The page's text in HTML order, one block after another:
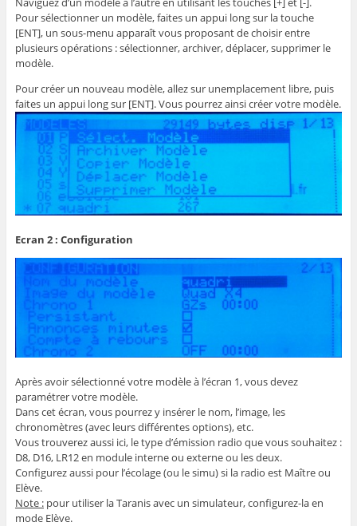
Pour sélectionner un modèle, faites un appui long sur la touche
[ENT], un sous-menu apparaît vous proposant de choisir entre
plusieurs opérations : sélectionner, archiver, déplacer, supprimer le
modèle.
Pour créer un nouveau modèle, allez sur unemplacement libre, puis
faites un appui long sur [ENT]. Vous pourrez ainsi créer votre modèle.
Ecran 2 : Configuration
Après avoir sélectionné votre modèle à l’écran 1, vous devez
paramétrer votre modèle.
Dans cet écran, vous pourrez y insérer le nom, l’image, les
chronomètres (avec leurs différentes options), etc.
Vous trouverez aussi ici, le type d’émission radio que vous souhaitez :
D8, D16, LR12 en module interne ou externe ou les deux.
Configurez aussi pour l’écolage (ou le simu) si la radio est Maître ou
Elève.
Note :pour utiliser la Taranis avec un simulateur, configurez-la en
mode Elève.